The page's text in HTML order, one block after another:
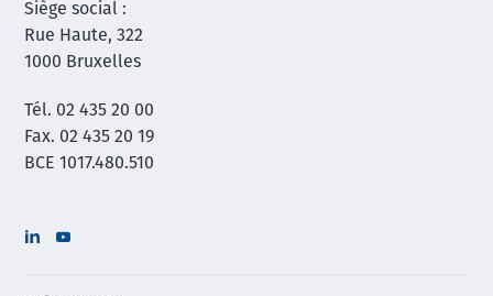
Siège social :
Rue Haute, 322
1000 Bruxelles
Tél. 02 435 20 00
Fax. 02 435 20 19
BCE 1017.480.510